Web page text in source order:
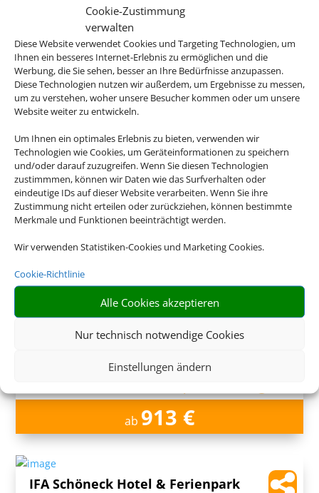
Cookie-Zustimmung
verwalten
Diese Website verwendet Cookies und Targeting Technologien, um
Ihnen ein besseres Internet-Erlebnis zu ermöglichen und die
Werbung, die Sie sehen, besser an Ihre Bedürfnisse anzupassen.
Diese Technologien nutzen wir außerdem, um Ergebnisse zu messen,
um zu verstehen, woher unsere Besucher kommen oder um unsere
Website weiter zu entwickeln.
Um Ihnen ein optimales Erlebnis zu bieten, verwenden wir
Technologien wie Cookies, um Geräteinformationen zu speichern
und/oder darauf zuzugreifen. Wenn Sie diesen Technologien
zustimmmen, können wir Daten wie das Surfverhalten oder
eindeutige IDs auf dieser Website verarbeiten. Wenn Sie ihre
Zustimmung nicht erteilen oder zurückziehen, können bestimmte
Merkmale und Funktionen beeinträchtigt werden.
Wir verwenden Statistiken-Cookies und Marketing Cookies.
Cookie-Richtlinie
Alle Cookies akzeptieren
Nur technisch notwendige Cookies
Einstellungen ändern
Cluburlaub
Four Seasons Resort Sharm El Sheikh
Sharm el-Sheikh, Sharm el Sheikh
1.494 €
Iberostar Selection Andalucia Playa
Chiclana de la Frontera, Spanisches Inland
ab 913 €
IFA Schöneck Hotel & Ferienpark